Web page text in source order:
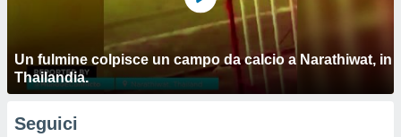
Un fulmine colpisce un campo da calcio a Narathiwat, in
Thailandia.
Seguici